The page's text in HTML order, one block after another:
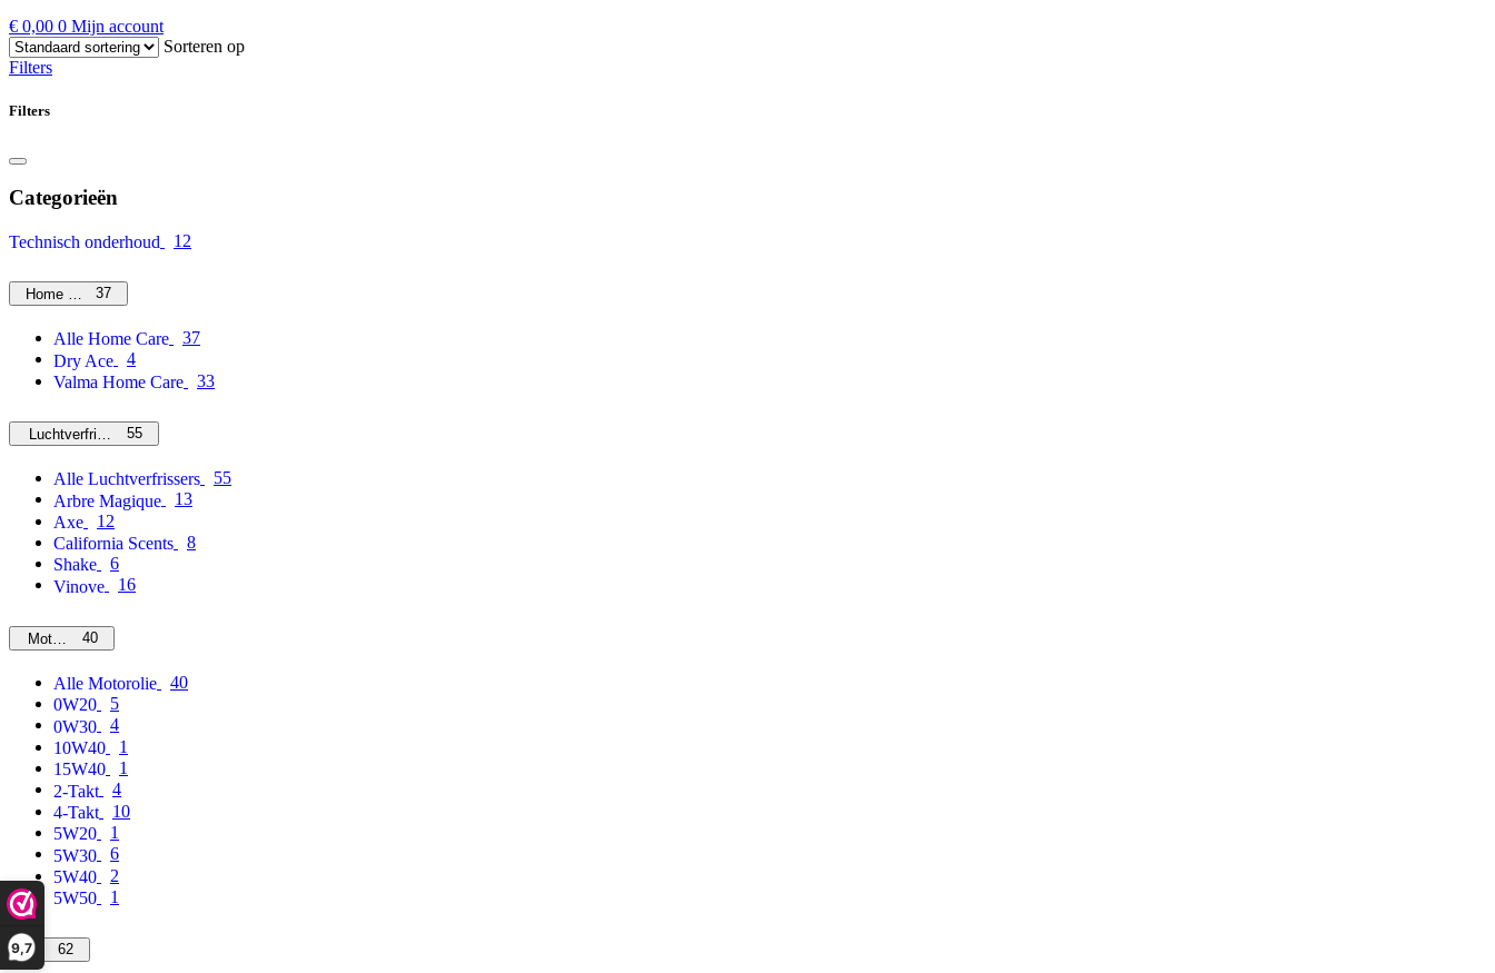
9,7
€ 0,00 0 Mijn account
Sorteren op
Filters
Filters
Categorieën
Technisch onderhoud 12
Home Care37
Alle Home Care
37
Dry Ace
4
Valma Home Care
33
Luchtverfrissers55
Alle Luchtverfrissers
55
Arbre Magique
13
Axe
12
California Scents
8
Shake
6
Vinove
16
Motorolie40
Alle Motorolie
40
0W20
5
0W30
4
10W40
1
15W40
1
2-Takt
4
4-Takt
10
5W20
1
5W30
6
5W40
2
5W50
1
MPM62